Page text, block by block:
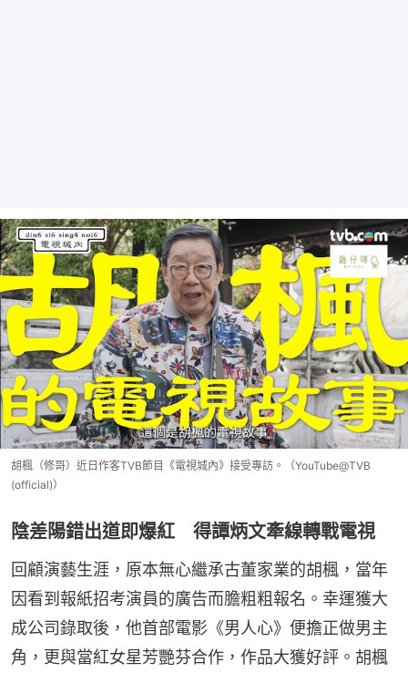
胡楓（修哥）近日作客TVB節目《電視城內》接受專訪。（YouTube@TVB
(official)）
陰差陽錯出道即爆紅 得譚炳文牽線轉戰電視
回顧演藝生涯，原本無心繼承古董家業的胡楓，當年
因看到報紙招考演員的廣告而膽粗粗報名。幸運獲大
成公司錄取後，他首部電影《男人心》便擔正做男主
角，更與當紅女星芳艷芬合作，作品大獲好評。胡楓